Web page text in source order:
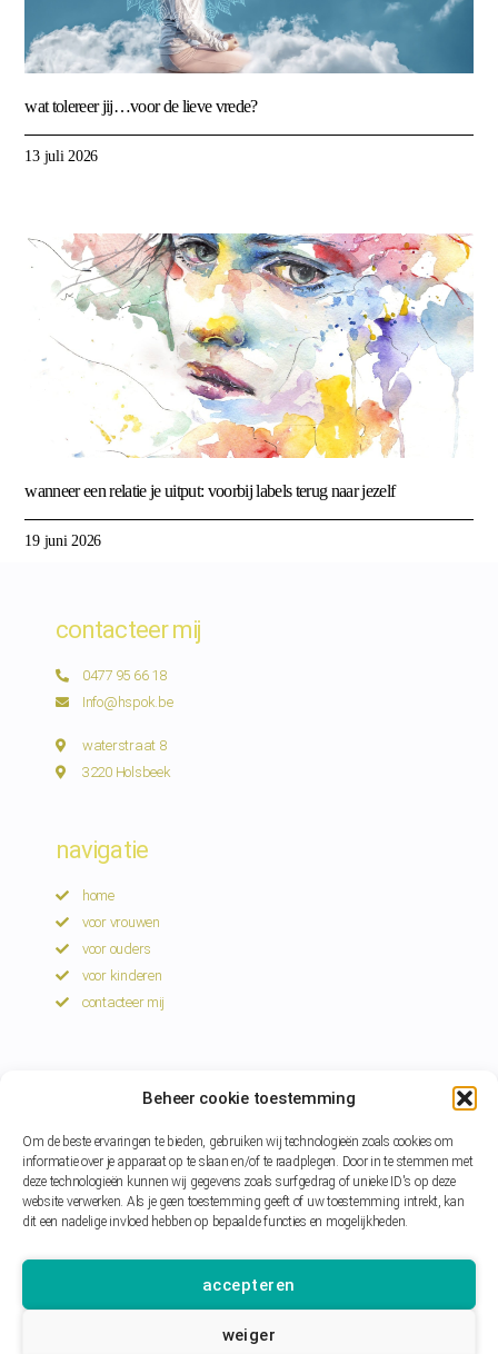
Beheer cookie toestemming
Om de beste ervaringen te bieden, gebruiken wij technologieën zoals cookies om
informatie over je apparaat op te slaan en/of te raadplegen. Door in te stemmen met
deze technologieën kunnen wij gegevens zoals surfgedrag of unieke ID's op deze
website verwerken. Als je geen toestemming geeft of uw toestemming intrekt, kan
dit een nadelige invloed hebben op bepaalde functies en mogelijkheden.
accepteren
weiger
wat tolereer jij…voor de lieve vrede?
13 juli 2026
wanneer een relatie je uitput: voorbij labels terug naar jezelf
19 juni 2026
contacteer mij
0477 95 66 18
Info@hspok.be
waterstraat 8
3220 Holsbeek
navigatie
home
voor vrouwen
voor ouders
voor kinderen
contacteer mij
Instagram
extra